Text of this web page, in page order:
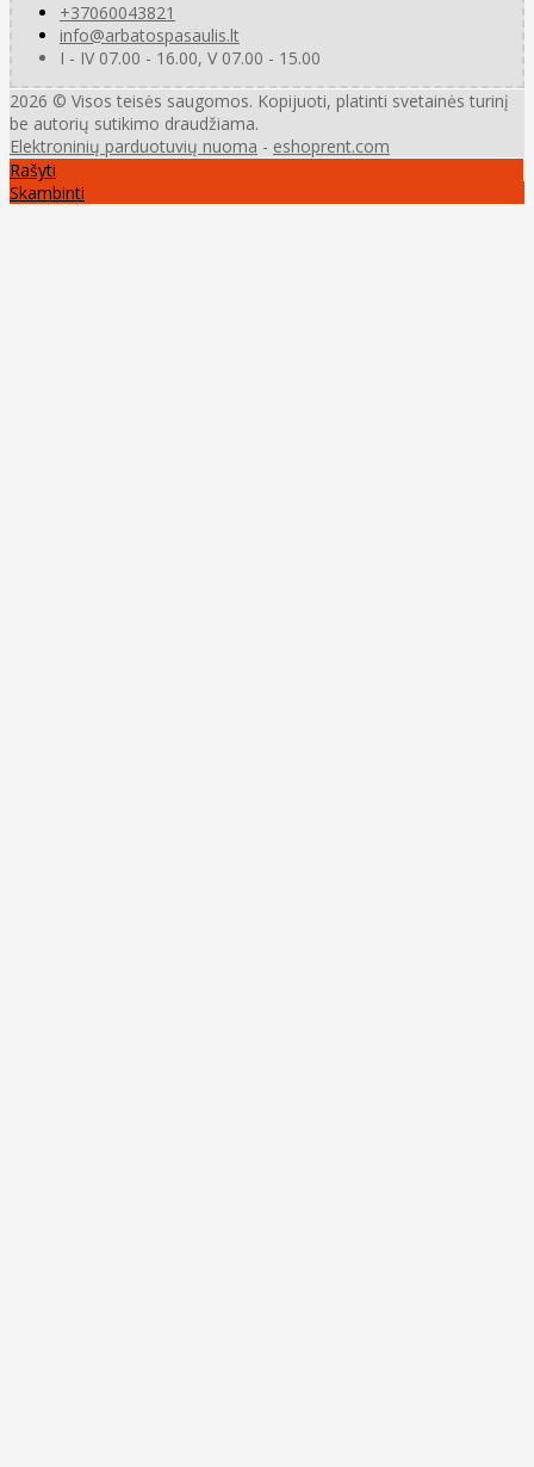
+37060043821
info@arbatospasaulis.lt
I - IV 07.00 - 16.00, V 07.00 - 15.00
2026 © Visos teisės saugomos. Kopijuoti, platinti svetainės turinį
be autorių sutikimo draudžiama.
Elektroninių parduotuvių nuoma - eshoprent.com
Rašyti
Skambinti